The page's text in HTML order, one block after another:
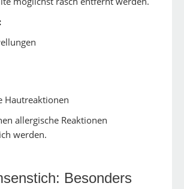
Hautreaktionen
allergische Reaktionen
werden.
Besonders